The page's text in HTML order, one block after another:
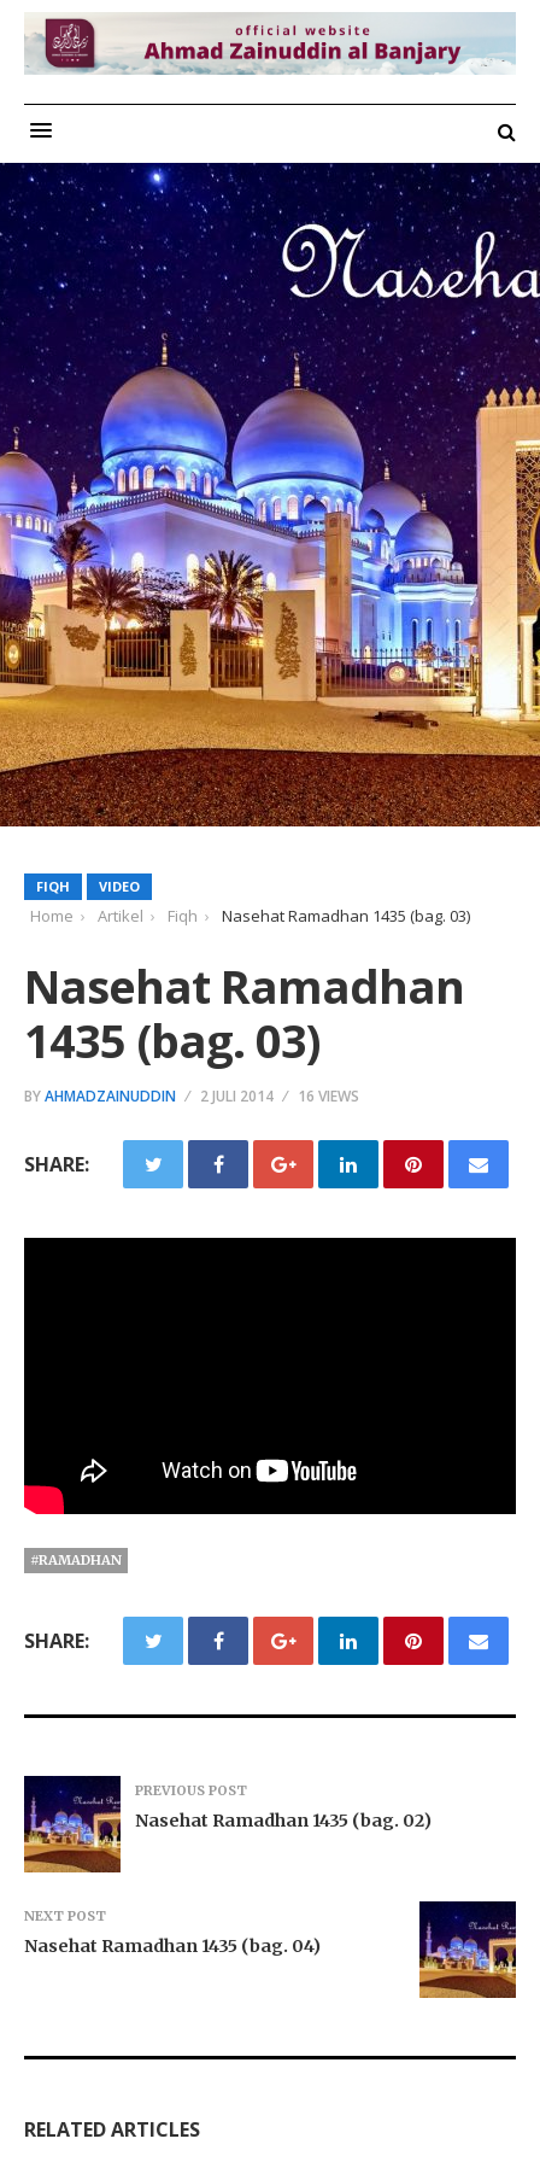
FIQH VIDEO
Home Artikel Fiqh Nasehat Ramadhan 1435 (bag. 03)
Nasehat Ramadhan
1435 (bag. 03)
BYAHMADZAINUDDIN 2 JULI 2014 16 VIEWS
SHARE:
#RAMADHAN
SHARE:
PREVIOUS POST
Nasehat Ramadhan 1435 (bag. 02)
NEXT POST
Nasehat Ramadhan 1435 (bag. 04)
RELATED ARTICLES